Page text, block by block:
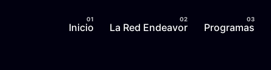
Inicio La Red Endeavor Programas